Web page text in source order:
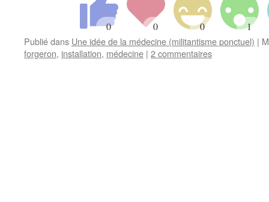
Publié dans Une idée de la médecine (militantisme ponctuel) |
forgeron, installation, médecine | 2 commentaires